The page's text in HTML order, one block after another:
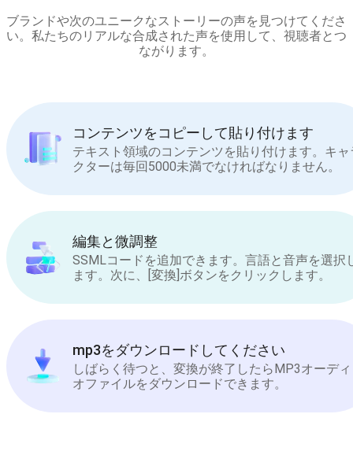
ブランドや次のユニークなストーリーの声を見つけてくださ
い。私たちのリアルな合成された声を使用して、視聴者とつ
ながります。
コンテンツをコピーして貼り付けます
テキスト領域のコンテンツを貼り付けます。キャ
クターは毎回5000未満でなければなりません。
編集と微調整
SSMLコードを追加できます。言語と音声を選択
ます。次に、[変換]ボタンをクリックします。
mp3をダウンロードしてください
しばらく待つと、変換が終了したらMP3オーディ
オファイルをダウンロードできます。